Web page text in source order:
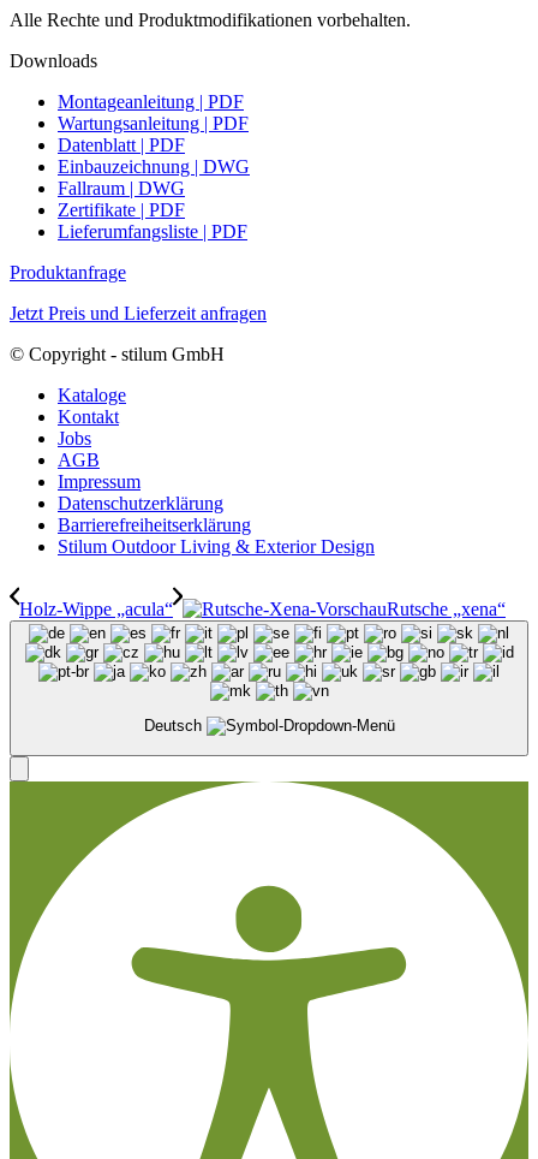
Alle Rechte und Produktmodifikationen vorbehalten.
Downloads
Montageanleitung | PDF
Wartungsanleitung | PDF
Datenblatt | PDF
Einbauzeichnung | DWG
Fallraum | DWG
Zertifikate | PDF
Lieferumfangsliste | PDF
Produktanfrage
Jetzt Preis und Lieferzeit anfragen
© Copyright - stilum GmbH
Kataloge
Kontakt
Jobs
AGB
Impressum
Datenschutzerklärung
Barrierefreiheitserklärung
Stilum Outdoor Living & Exterior Design
Holz-Wippe „acula“ Rutsche „xena“
Deutsch